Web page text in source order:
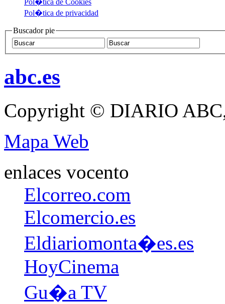
Pol�tica de privacidad
Buscador pie
abc.es
Copyright © DIARIO
Mapa Web
enlaces vocento
Elcorreo.com
Elcomercio.es
Eldiariomonta�es.es
HoyCinema
Gu�a TV